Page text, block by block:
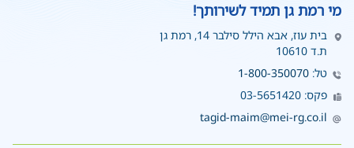
מי רמת גן תמיד לשירותך!
בית עוז, אבא הילל סילבר 14, רמת גן
ת.ד 10610
טל: 1-800-350070
פקס: 03-5651420
tagid-maim@mei-rg.co.il